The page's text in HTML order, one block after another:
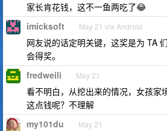
家长肯花钱，这不一鱼两吃了😂
imicksoft May 21 via Android
网友说的话定明关键，这奖是为 TA
会得奖。
fredweili May 21
看不明白，从挖出来的情况，女孩家
这点钱呢？不理解
my101du May 21